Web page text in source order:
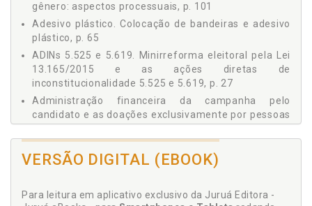
1.6.6 Candidaturas Avulsas, p. 50
1.6.7 Da Proibição da Propaganda Política Paga no
Rádio e na Televisão, p. 52
1.6.8 Da Compensação Fiscal às Emissoras de Rádio e
Televisão, p. 53
1.6.9 Do Registro dos Estatutos do Partido no TSE:
Redução do Prazo, p. 54
1.6.10 Crowdfunding ou Financiamento Coletivo ou
"Vaquinha na Internet", p. 54
1.6.10.1 Das regras estabelecidas para o
crowdfunding, p. 56
1.6.10.2 Não configuração de propaganda
1.6.11 Impulsionamento ou Patrocínio de Conteúdos, p.
gênero: aspectos processuais, p. 101
Adesivo plástico. Colocação de bandeiras e adesivo
plástico, p. 65
ADINs 5.525 e 5.619. Minirreforma eleitoral pela Lei
13.165/2015 e as ações diretas de
inconstitucionalidade 5.525 e 5.619, p. 27
Administração financeira da campanha pelo
candidato e as doações exclusivamente por pessoas
candidatos, partidos ou coligações nos Tribunais
internet, p. 158
VERSÃO DIGITAL (EBOOK)
Para leitura em aplicativo exclusivo da Juruá Editora -